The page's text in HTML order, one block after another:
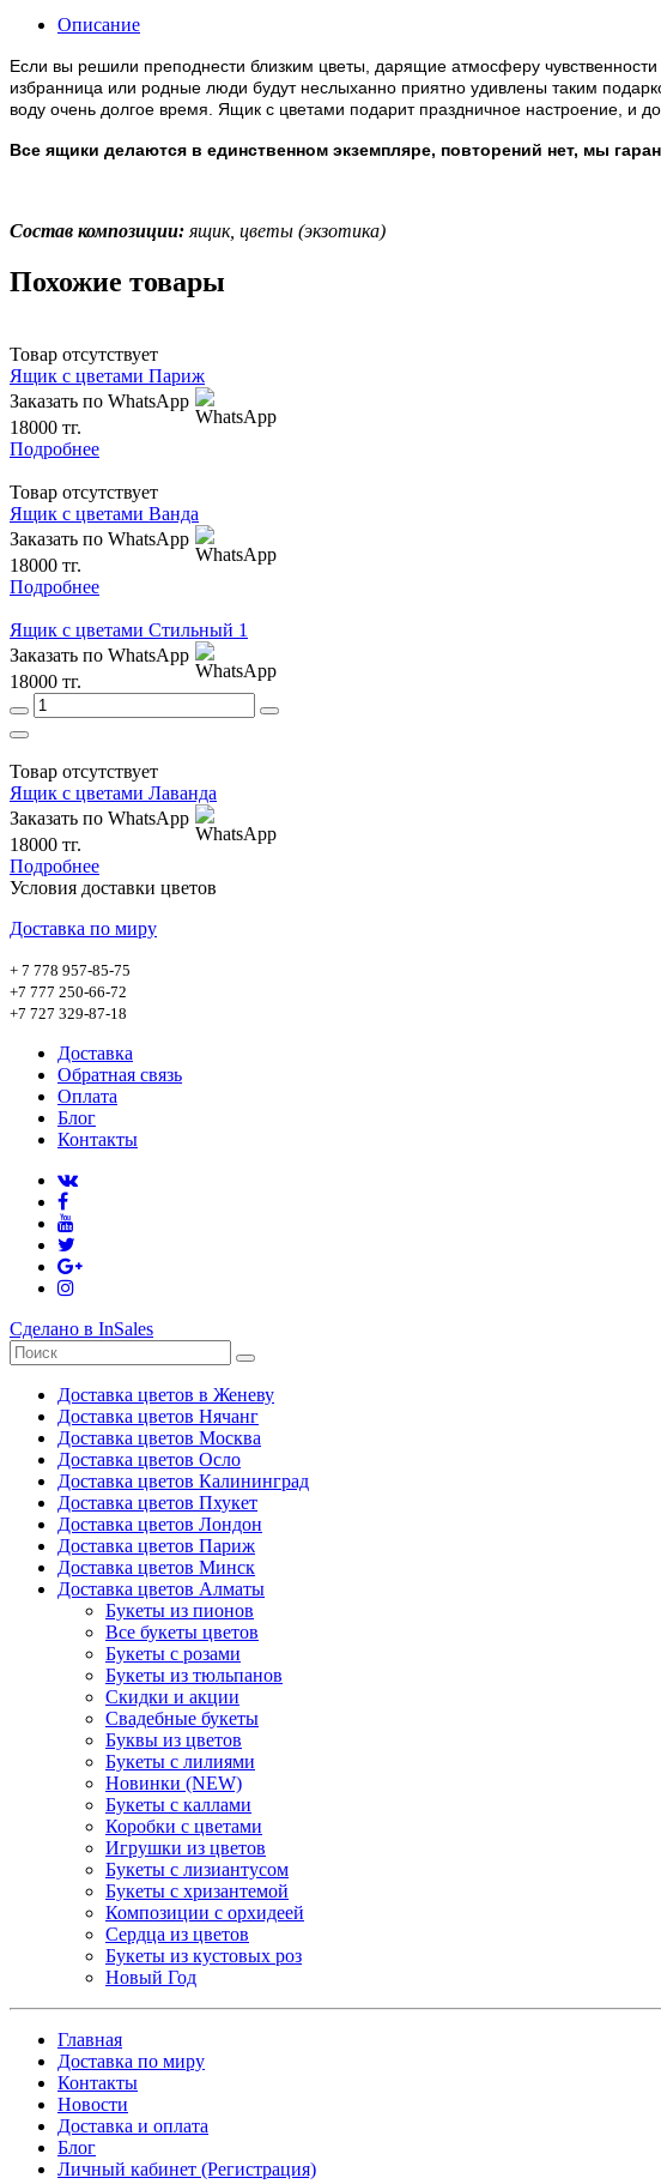
Описание
Если вы решили преподнести близким цветы, дарящие атмосферу чувственности
избранница или родные люди будут неслыханно приятно удивлены таким
воду очень долгое время. Ящик с цветами подарит праздничное настроение, и
Все ящики делаются в единственном экземпляре, повторений нет, мы
Состав композиции: ящик, цветы (экзотика)
Похожие товары
Товар отсутствует
Ящик с цветами Париж
Заказать по WhatsApp
18000 тг.
Подробнее
Товар отсутствует
Ящик с цветами Ванда
Заказать по WhatsApp
18000 тг.
Подробнее
Ящик с цветами Стильный 1
Заказать по WhatsApp
18000 тг.
Товар отсутствует
Ящик с цветами Лаванда
Заказать по WhatsApp
18000 тг.
Подробнее
Условия доставки цветов
Доставка по миру
+ 7 778 957-85-75
+7 777 250-66-72
+7 727 329-87-18
Доставка
Обратная связь
Оплата
Блог
Контакты
Сделано в InSales
Доставка цветов в Женеву
Доставка цветов Нячанг
Доставка цветов Москва
Доставка цветов Осло
Доставка цветов Калининград
Доставка цветов Пхукет
Доставка цветов Лондон
Доставка цветов Париж
Доставка цветов Минск
Доставка цветов Алматы
Букеты из пионов
Все букеты цветов
Букеты с розами
Букеты из тюльпанов
Скидки и акции
Свадебные букеты
Буквы из цветов
Букеты с лилиями
Новинки (NEW)
Букеты с каллами
Коробки с цветами
Игрушки из цветов
Букеты с лизиантусом
Букеты с хризантемой
Композиции с орхидеей
Сердца из цветов
Букеты из кустовых роз
Новый Год
Главная
Доставка по миру
Контакты
Новости
Доставка и оплата
Блог
Личный кабинет (Регистрация)